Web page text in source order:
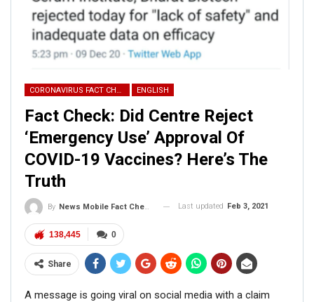
CORONAVIRUS FACT CHECK ENGLISH
Fact Check: Did Centre Reject
‘Emergency Use’ Approval Of
COVID-19 Vaccines? Here’s The
Truth
By News Mobile Fact Check Bureau Last updated Feb 3, 2021
0
138,445
Share
A message is going viral on social media with a claim